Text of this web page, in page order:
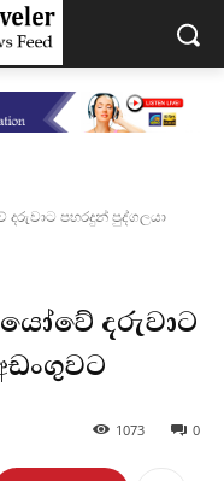
පහරදුන් පුද්ගලයා
දරුවාට
0
1073